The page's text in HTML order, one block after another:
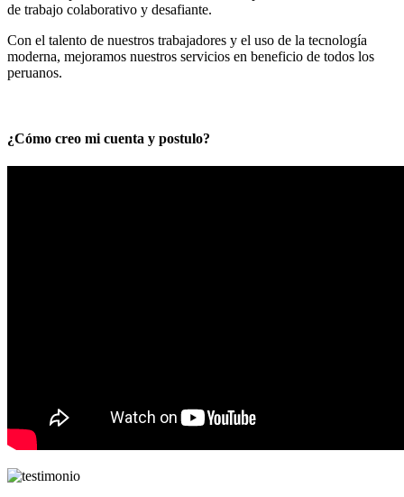
de trabajo colaborativo y desafiante.
Con el talento de nuestros trabajadores y el uso de la tecnología
moderna, mejoramos nuestros servicios en beneficio de todos los
peruanos.
¿Cómo creo mi cuenta y postulo?